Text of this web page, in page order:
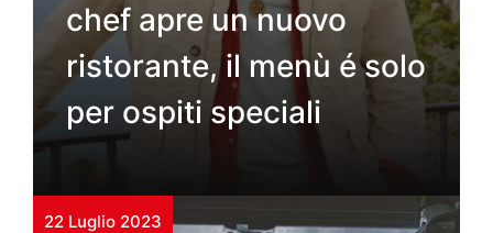
chef apre un nuovo
ristorante, il menù é solo
per ospiti speciali
22 Luglio 2023